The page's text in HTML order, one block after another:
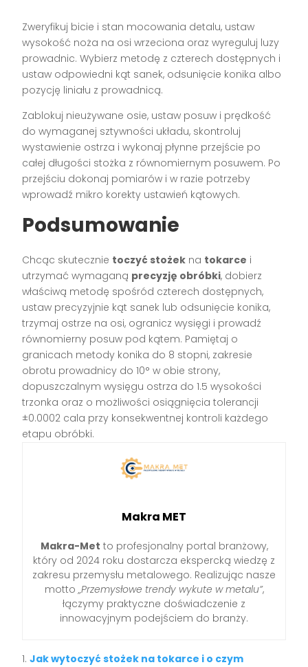
Zweryfikuj bicie i stan mocowania detalu, ustaw
wysokość noża na osi wrzeciona oraz wyreguluj luzy
prowadnic. Wybierz metodę z czterech dostępnych i
ustaw odpowiedni kąt sanek, odsunięcie konika albo
pozycję liniału z prowadnicą.
Zablokuj nieużywane osie, ustaw posuw i prędkość
do wymaganej sztywności układu, skontroluj
wystawienie ostrza i wykonaj płynne przejście po
całej długości stożka z równomiernym posuwem. Po
przejściu dokonaj pomiarów i w razie potrzeby
wprowadź mikro korekty ustawień kątowych.
Podsumowanie
Chcąc skutecznie toczyć stożek na tokarce i
utrzymać wymaganą precyzję obróbki, dobierz
właściwą metodę spośród czterech dostępnych,
ustaw precyzyjnie kąt sanek lub odsunięcie konika,
trzymaj ostrze na osi, ogranicz wysięgi i prowadź
równomierny posuw pod kątem. Pamiętaj o
granicach metody konika do 8 stopni, zakresie
obrotu prowadnicy do 10° w obie strony,
dopuszczalnym wysięgu ostrza do 1.5 wysokości
trzonka oraz o możliwości osiągnięcia tolerancji
±0.0002 cala przy konsekwentnej kontroli każdego
etapu obróbki.
Makra MET
Makra-Met to profesjonalny portal branżowy,
który od 2024 roku dostarcza ekspercką wiedzę z
zakresu przemysłu metalowego. Realizując nasze
motto„Przemysłowe trendy wykute w metalu”,
łączymy praktyczne doświadczenie z
innowacyjnym podejściem do branży.
Jak wytoczyć stożek na tokarce i o czym